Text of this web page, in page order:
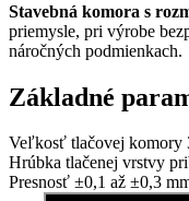
Stavebná komora s
priemysle, pri výrobe
náročných podmienkach.
Základné
Veľkosť tlačovej komory
Hrúbka tlačenej vrstvy
Presnosť ±0,1 až ±0,3